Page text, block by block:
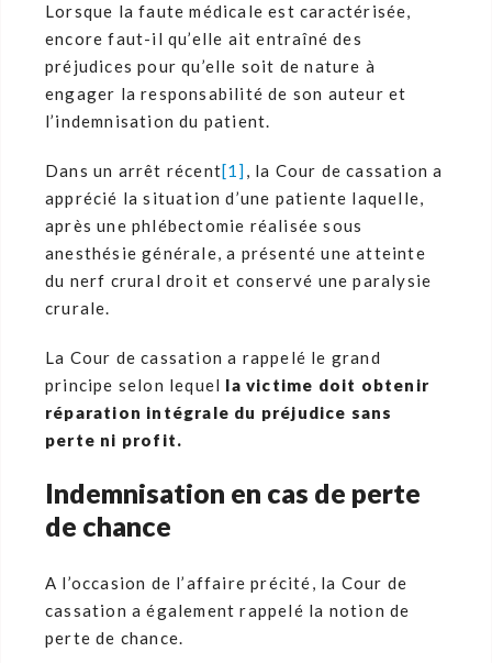
Lorsque la faute médicale est caractérisée,
encore faut-il qu’elle ait entraîné des
préjudices pour qu’elle soit de nature à
engager la responsabilité de son auteur et
l’indemnisation du patient.
Dans un arrêt récent[1], la Cour de cassation a
apprécié la situation d’une patiente laquelle,
après une phlébectomie réalisée sous
anesthésie générale, a présenté une atteinte
du nerf crural droit et conservé une paralysie
crurale.
La Cour de cassation a rappelé le grand
principe selon lequel la victime doit obtenir
réparation intégrale du préjudice sans
perte ni profit.
Indemnisation en cas de perte
de chance
A l’occasion de l’affaire précité, la Cour de
cassation a également rappelé la notion de
perte de chance.